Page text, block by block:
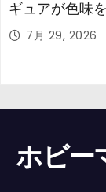
ギュアが色味
7月 29, 2026
ホビー